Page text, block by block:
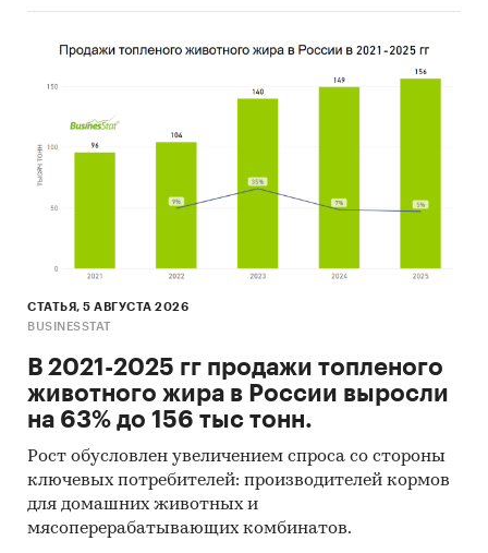
продукции.
- Лидером по импортным поставкам в 2020 г.
- Большую часть продукции российских
экспортеров покупает Беларусь (более 35%).
Данные игроков ВЭД:
поставок:
- Рейтинг крупнейших российских импортеров
и зарубежных поставщиков
- Рейтинг ведущих российских экспортеров и
зарубежных покупателей
Единицы измерения:
Количественные показатели в отчете
рассчитаны в шт, стоимостные - в долларах и
рублях
География исследования:
СТАТЬЯ, 5 АВГУСТА 2026
BUSINESSTAT
В 2021-2025 гг продажи топленого
животного жира в России выросли
на 63% до 156 тыс тонн.
Рост обусловлен увеличением спроса со стороны
ключевых потребителей: производителей кормов
для домашних животных и
мясоперерабатывающих комбинатов.